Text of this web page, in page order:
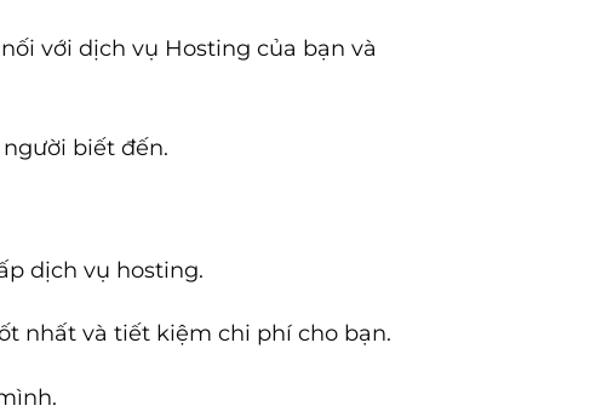
với dịch vụ Hosting của bạn và
biết đến.
dịch vụ hosting.
nhất và tiết kiệm chi phí cho bạn.